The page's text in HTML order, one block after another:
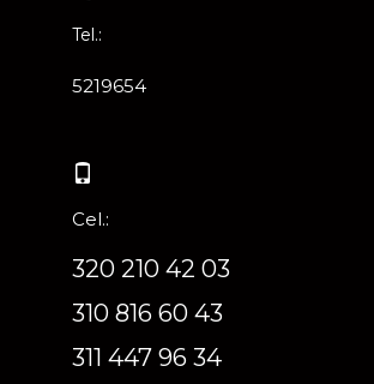
Tel.:
5219654
Cel.:
320 210 42 03
310 816 60 43
311 447 96 34